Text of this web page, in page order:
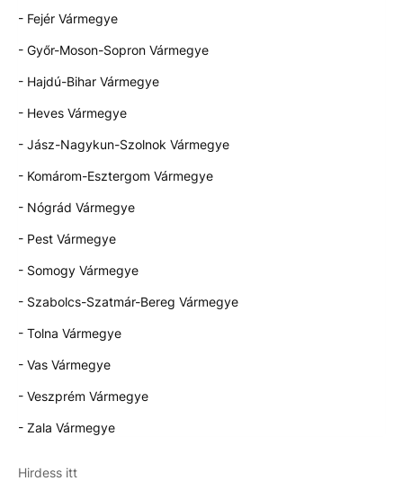
- Fejér Vármegye
- Győr-Moson-Sopron Vármegye
- Hajdú-Bihar Vármegye
- Heves Vármegye
- Jász-Nagykun-Szolnok Vármegye
- Komárom-Esztergom Vármegye
- Nógrád Vármegye
- Pest Vármegye
- Somogy Vármegye
- Szabolcs-Szatmár-Bereg Vármegye
- Tolna Vármegye
- Vas Vármegye
- Veszprém Vármegye
- Zala Vármegye
Hirdess itt